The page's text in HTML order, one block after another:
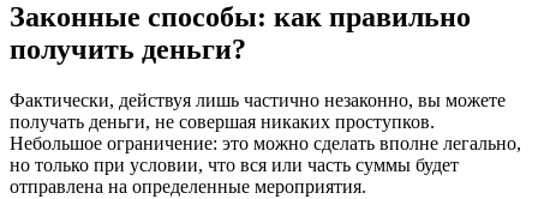
Законные способы: как правильно
получить деньги?
Фактически, действуя лишь частично незаконно, вы можете
получать деньги, не совершая никаких проступков.
Небольшое ограничение: это можно сделать вполне легально,
но только при условии, что вся или часть суммы будет
отправлена ​​на определенные мероприятия.